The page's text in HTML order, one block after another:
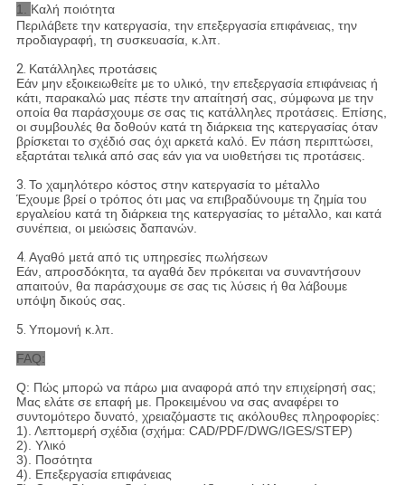
1. Καλή ποιότητα
Περιλάβετε την κατεργασία, την επεξεργασία επιφάνειας, την
προδιαγραφή, τη συσκευασία, κ.λπ.
2. Κατάλληλες προτάσεις
Εάν μην εξοικειωθείτε με το υλικό, την επεξεργασία επιφάνειας ή
κάτι, παρακαλώ μας πέστε την απαίτησή σας, σύμφωνα με την
οποία θα παράσχουμε σε σας τις κατάλληλες προτάσεις. Επίσης,
οι συμβουλές θα δοθούν κατά τη διάρκεια της κατεργασίας όταν
βρίσκεται το σχέδιό σας όχι αρκετά καλό. Εν πάση περιπτώσει,
εξαρτάται τελικά από σας εάν για να υιοθετήσει τις προτάσεις.
3. Το χαμηλότερο κόστος στην κατεργασία το μέταλλο
Έχουμε βρεί ο τρόπος ότι μας να επιβραδύνουμε τη ζημία του
εργαλείου κατά τη διάρκεια της κατεργασίας το μέταλλο, και κατά
συνέπεια, οι μειώσεις δαπανών.
4. Αγαθό μετά από τις υπηρεσίες πωλήσεων
Εάν, απροσδόκητα, τα αγαθά δεν πρόκειται να συναντήσουν
απαιτούν, θα παράσχουμε σε σας τις λύσεις ή θα λάβουμε
υπόψη δικούς σας.
5. Υπομονή κ.λπ.
FAQ:
Q: Πώς μπορώ να πάρω μια αναφορά από την επιχείρησή σας;
Μας ελάτε σε επαφή με. Προκειμένου να σας αναφέρει το
συντομότερο δυνατό, χρειαζόμαστε τις ακόλουθες πληροφορίες:
1). Λεπτομερή σχέδια (σχήμα: CAD/PDF/DWG/IGES/STEP)
2). Υλικό
3). Ποσότητα
4). Επεξεργασία επιφάνειας